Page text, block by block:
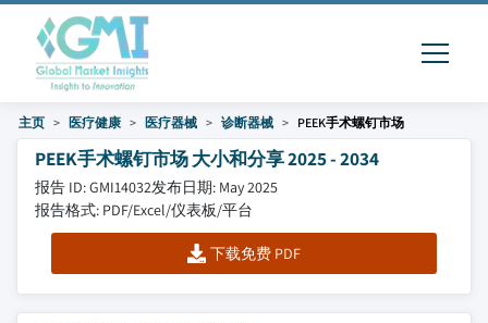
主页 医疗健康 医疗器械 诊断器械 PEEK手术螺钉市场
PEEK手术螺钉市场 大小和分享 2025 - 2034
报告 ID: GMI14032发布日期: May 2025
报告格式: PDF/Excel/仪表板/平台
下载免费 PDF